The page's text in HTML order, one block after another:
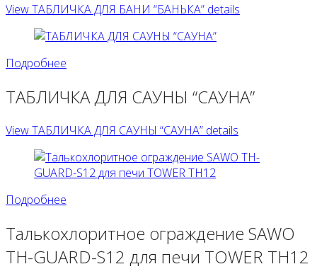
View ТАБЛИЧКА ДЛЯ БАНИ “БАНЬКА” details
Подробнее
ТАБЛИЧКА ДЛЯ САУНЫ “САУНА”
View ТАБЛИЧКА ДЛЯ САУНЫ “САУНА” details
Подробнее
Талькохлоритное ограждение SAWO
TH-GUARD-S12 для печи TOWER TH12